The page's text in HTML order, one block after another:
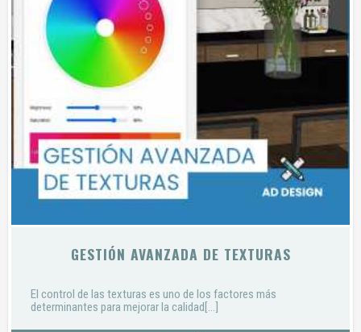
GESTIÓN AVANZADA DE TEXTURAS
El control de las texturas es uno de los factores más
determinantes para mejorar la calidad[...]